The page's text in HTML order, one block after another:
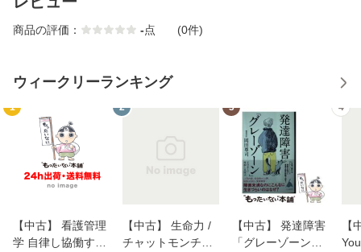
商品の評価： -点 (0件)
ウィークリーランキング
1
【中古】 看護管理
学 自律し協働する
2
【中古】 生命力 /
チャットモンチー /
3
【中古】 発達障害
「グレーゾーン」
4
【